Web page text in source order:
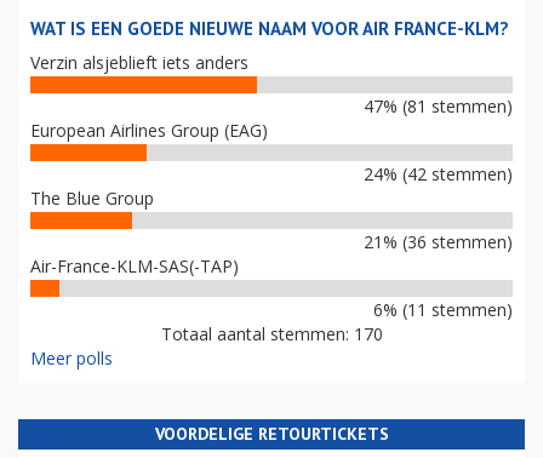
WAT IS EEN GOEDE NIEUWE NAAM VOOR AIR FRANCE-KLM?
Verzin alsjeblieft iets anders
47% (81 stemmen)
European Airlines Group (EAG)
24% (42 stemmen)
The Blue Group
21% (36 stemmen)
Air-France-KLM-SAS(-TAP)
6% (11 stemmen)
Totaal aantal stemmen: 170
Meer polls
VOORDELIGE RETOURTICKETS